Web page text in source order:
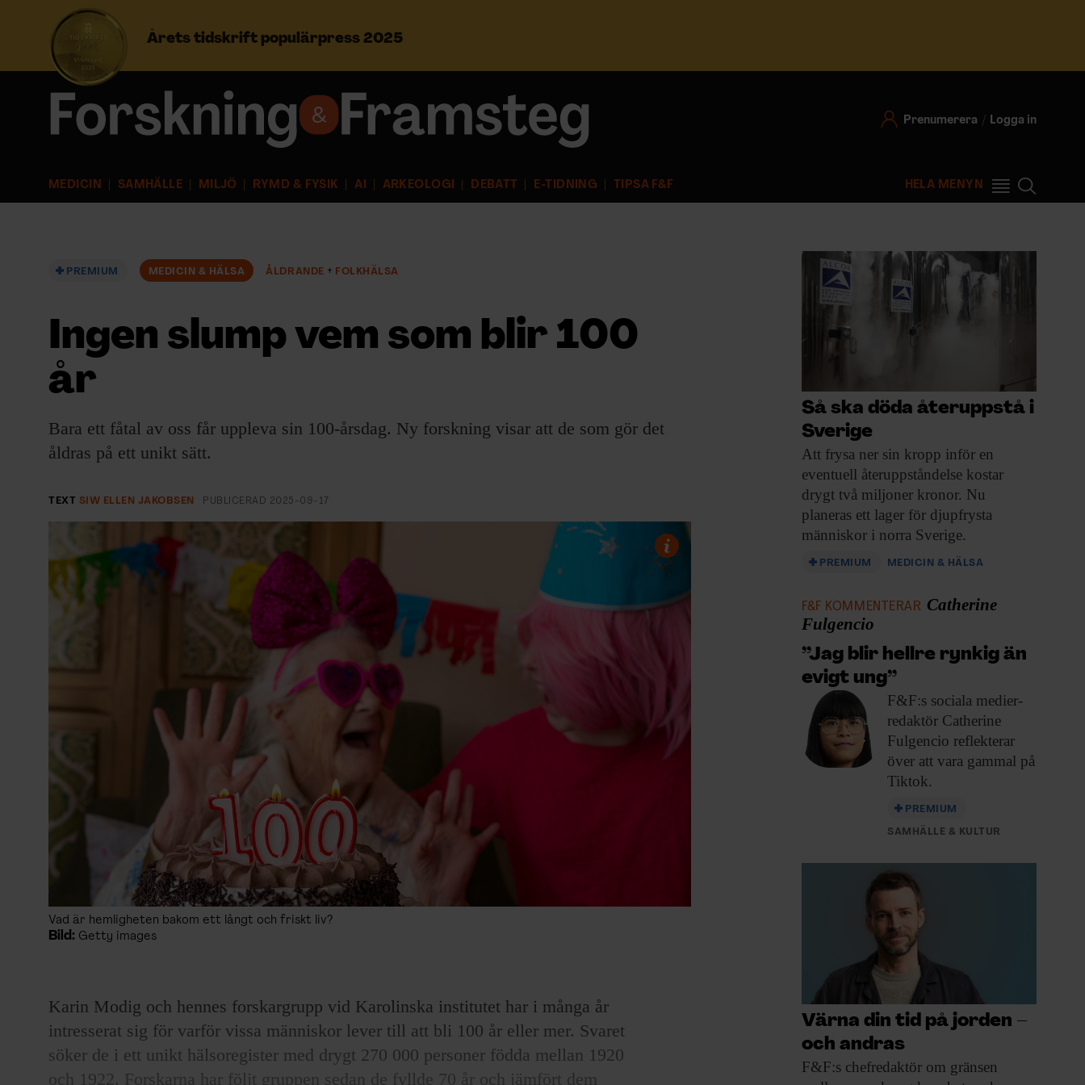
Årets tidskrift populärpress 2025
Prenumerera Logga in
MEDICIN SAMHÄLLE MILJÖ RYMD & FYSIK AI ARKEOLOGI DEBATT E-TIDNING TIPSA F&F HELA MENYN
r
Prenumerera
NYHETSBREV
ARKIV & E-TIDNING
LYSSNA/PODD
SHOP
KONTAKTA F&F
SKRIV I F&F
PRENUMERERA PÅ F&F
ANNONSERA I F&F
PREMIUM MEDICIN & HÄLSA ÅLDRANDE FOLKHÄLSA
Ingen slump vem som blir 100
år
Bara ett fåtal av oss får uppleva sin 100-årsdag. Ny forskning visar att de som gör det
åldras på ett unikt sätt.
TEXT SIW ELLEN JAKOBSEN PUBLICERAD 2025-09-17
Vad är hemligheten bakom ett långt och friskt liv?
Bild: Getty images
Karin Modig och hennes forskargrupp vid Karolinska institutet har i många år
intresserat sig för varför vissa människor lever till att bli 100 år eller mer. Svaret
söker de i ett unikt hälsoregister med drygt 270 000 personer födda mellan 1920
och 1922. Forskarna har följt gruppen sedan de fyllde 70 år och jämfört dem
Så ska döda återuppstå i
Sverige
Att frysa ner sin kropp inför en
eventuell återuppståndelse kostar
drygt två miljoner kronor. Nu
planeras ett lager för djupfrysta
människor i norra Sverige.
PREMIUM MEDICIN & HÄLSA
F&F KOMMENTERAR Catherine
Fulgencio
”Jag blir hellre rynkig än
evigt ung”
F&F:s sociala medier-
redaktör Catherine
Fulgencio reflekterar
över att vara gammal på
Tiktok.
PREMIUM
SAMHÄLLE & KULTUR
Värna din tid på jorden –
och andras
F&F:s chefredaktör om gränsen